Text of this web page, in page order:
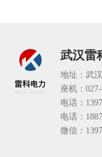
武汉雷
地址：武
座机：
电话：
电话：
微信：